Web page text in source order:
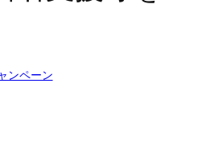
ンペーン